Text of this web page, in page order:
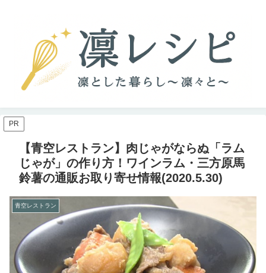
PR
【青空レストラン】肉じゃがならぬ「ラム
じゃが」の作り方！ワインラム・三方原馬
鈴薯の通販お取り寄せ情報(2020.5.30)
青空レストラン